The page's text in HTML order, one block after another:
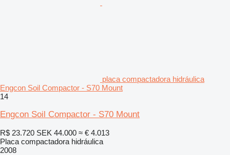
placa compactadora hidráulica
Engcon Soil Compactor - S70 Mount
14
Engcon Soil Compactor - S70 Mount
R$ 23.720 SEK 44.000 ≈ € 4.013
Placa compactadora hidráulica
2008